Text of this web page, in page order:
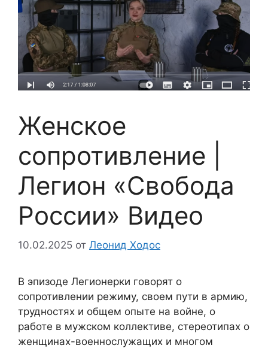
Женское
сопротивление |
Легион «Свобода
России» Видео
10.02.2025 от Леонид Ходос
В эпизоде Легионерки говорят о
сопротивлении режиму, своем пути в армию,
трудностях и общем опыте на войне, о
работе в мужском коллективе, стереотипах о
женщинах-военнослужащих и многом